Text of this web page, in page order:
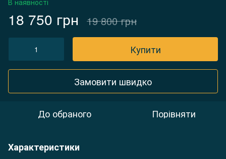
В наявності
18 750 грн 19 800 грн
Купити
Замовити швидко
До обраного Порівняти
Характеристики